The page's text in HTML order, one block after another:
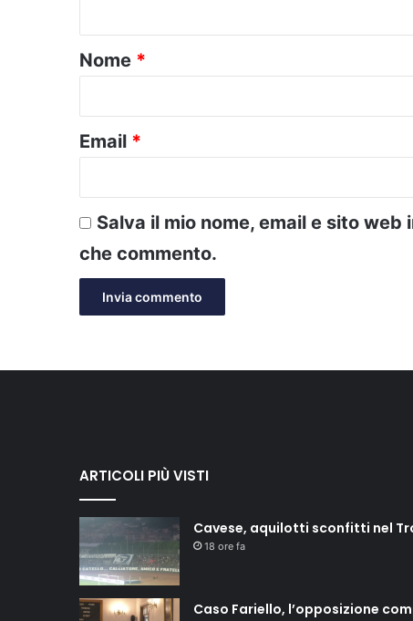
o
*
Nome *
Email *
Salva il mio nome, email e sito
che commento.
ARTICOLI PIÙ VISTI
Cavese, aquilotti sconfitti nel
18 ore fa
Caso Fariello, l’opposizione